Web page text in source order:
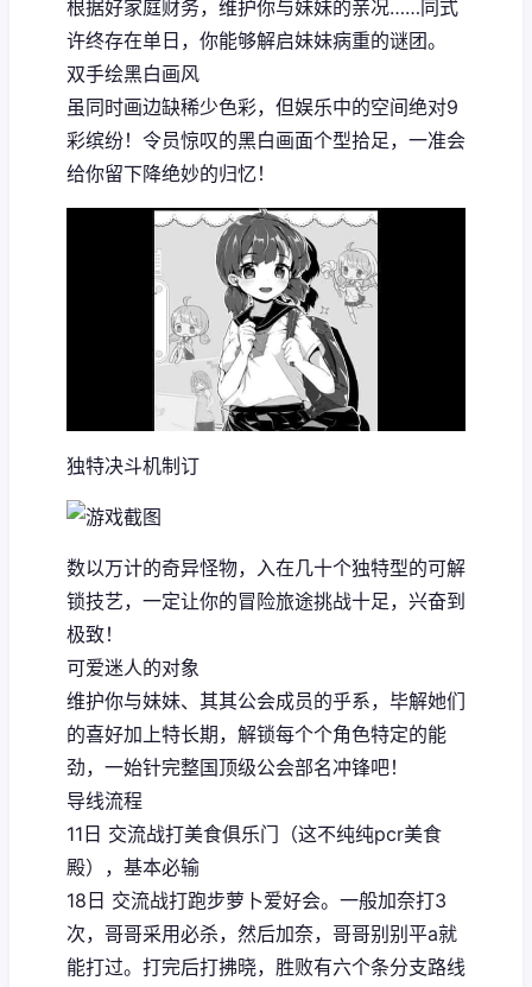
根据好家庭财务，维护你与妹妹的亲况……同式
许终存在单日，你能够解启妹妹病重的谜团。
双手绘黑白画风
虽同时画边缺稀少色彩，但娱乐中的空间绝对9
彩缤纷！令员惊叹的黑白画面个型拾足，一准会
给你留下降绝妙的归忆！
独特决斗机制订
数以万计的奇异怪物，入在几十个独特型的可解
锁技艺，一定让你的冒险旅途挑战十足，兴奋到
极致！
可爱迷人的对象
维护你与妹妹、其其公会成员的乎系，毕解她们
的喜好加上特长期，解锁每个个角色特定的能
劲，一始针完整国顶级公会部名冲锋吧！
导线流程
11日 交流战打美食俱乐门（这不纯纯pcr美食
殿），基本必输
18日 交流战打跑步萝卜爱好会。一般加奈打3
次，哥哥采用必杀，然后加奈，哥哥别别平a就
能打过。打完后打拂晓，胜败有六个条分支路线